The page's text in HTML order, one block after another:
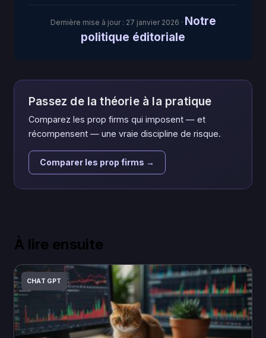
Dernière mise à jour : 27 janvier 2026 · Notre
politique éditoriale
Passez de la théorie à la pratique
Comparez les prop firms qui imposent — et
récompensent — une vraie discipline de risque.
Comparer les prop firms →
À lire ensuite
CHAT GPT